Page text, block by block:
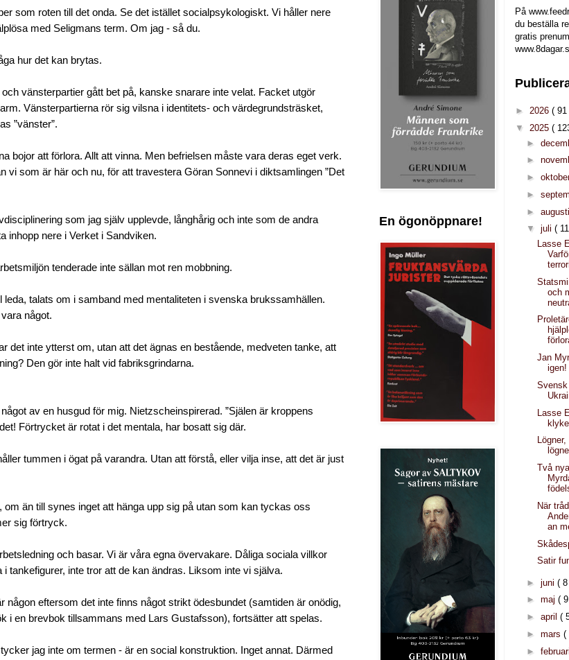
som roten till det onda. Se det istället socialpsykologiskt. Vi håller nere
med Seligmans term. Om jag - så du.
hur det kan brytas.
vänsterpartier gått bet på, kanske snarare inte velat. Facket utgör
Vänsterpartierna rör sig vilsna i identitets- och värdegrundsträsket,
”vänster”.
bojor att förlora. Allt att vinna. Men befrielsen måste vara deras eget verk.
vi som är här och nu, för att travestera Göran Sonnevi i diktsamlingen ”Det
som jag själv upplevde, långhårig och inte som de andra
inhopp nere i Verket i Sandviken.
tenderade inte sällan mot ren mobbning.
leda, talats om i samband med mentaliteten i svenska brukssamhällen.
något.
det inte ytterst om, utan att det ägnas en bestående, medveten tanke, att
Den gör inte halt vid fabriksgrindarna.
av en husgud för mig. Nietzscheinspirerad. ”Själen är kroppens
Förtrycket är rotat i det mentala, har bosatt sig där.
tummen i ögat på varandra. Utan att förstå, eller vilja inse, att det är just
om än till synes inget att hänga upp sig på utan som kan tyckas oss
sig förtryck.
och basar. Vi är våra egna övervakare. Dåliga sociala villkor
i tankefigurer, inte tror att de kan ändras. Liksom inte vi själva.
någon eftersom det inte finns något strikt ödesbundet (samtiden är onödig,
i en brevbok tillsammans med Lars Gustafsson), fortsätter att spelas.
jag inte om termen - är en social konstruktion. Inget annat. Därmed
En ögonöppnare!
På
du beställa
gratis
► 2026 ( 91
▼ 2025 (
►
►
►
►
►
▼ juli (
Lasse
och
Jan
igen!
Lasse
Två
När
an
Satir
► juni (
► maj (
► april (
► mars (
►